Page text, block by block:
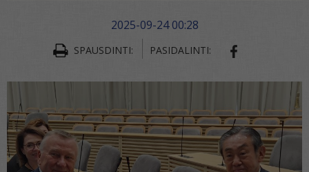
2025-09-24 00:28
SPAUSDINTI: PASIDALINTI: